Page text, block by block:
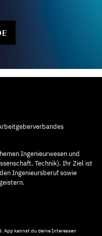
Ingenieurwesen und
Technik). Ihr Ziel ist
Ingenieursberuf sowie
App kannst du deine Interessen